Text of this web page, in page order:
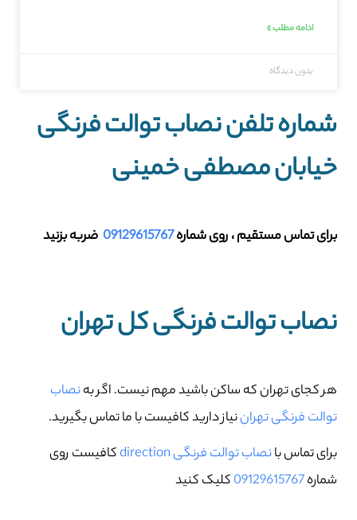
ادامه مطلب »
بدون دیدگاه
شماره تلفن نصاب توالت فرنگی
خیابان مصطفی خمینی
برای تماس مستقیم ، روی شماره09129615767 ضربه بزنید
نصاب توالت فرنگی کل تهران
هر کجای تهران که ساکن باشید مهم نیست. اگر بهنصاب
توالت فرنگی تهراننیاز دارید کافیست با ما تماس بگیرید.
برای تماس بانصاب توالت فرنگی direction
کافیست روی
شماره09129615767کلیک کنید